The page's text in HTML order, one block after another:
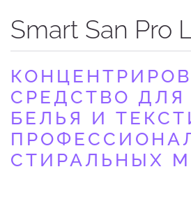
Smart San Pro
СРЕДСТВО ДЛЯ
БЕЛЬЯ И
СТИРАЛЬНЫХ